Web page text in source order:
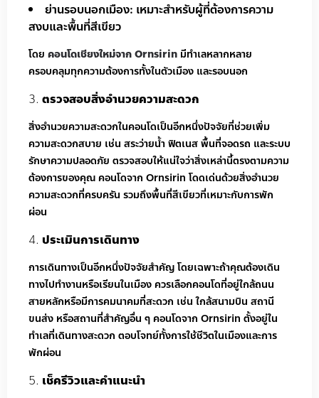
ย่านรอบนอกเมือง: เหมาะสำหรับผู้ที่ต้องการความ
สงบและพื้นที่สีเขียว
โดย คอนโดเชียงใหม่จาก Ornsirin มีทำเลหลากหลาย
ครอบคลุมทุกความต้องการทั้งในตัวเมือง และรอบนอก
ตรวจสอบสิ่งอำนวยความสะดวก
สิ่งอำนวยความสะดวกในคอนโดเป็นอีกหนึ่งปัจจัยที่ช่วยเพิ่ม
ความสะดวกสบาย เช่น สระว่ายน้ำ ฟิตเนส พื้นที่จอดรถ และระบบ
รักษาความปลอดภัย ตรวจสอบให้แน่ใจว่าสิ่งเหล่านี้ตรงตามความ
ต้องการของคุณ คอนโดจาก Ornsirin โดดเด่นด้วยสิ่งอำนวย
ความสะดวกที่ครบครัน รวมถึงพื้นที่สีเขียวที่เหมาะกับการพัก
ผ่อน
ประเมินการเดินทาง
การเดินทางเป็นอีกหนึ่งปัจจัยสำคัญ โดยเฉพาะถ้าคุณต้องเดิน
ทางไปทำงานหรือเรียนในเมือง ควรเลือกคอนโดที่อยู่ใกล้ถนน
สายหลักหรือมีการคมนาคมที่สะดวก เช่น ใกล้สนามบิน สถานี
ขนส่ง หรือสถานที่สำคัญอื่น ๆ คอนโดจาก Ornsirin ตั้งอยู่ใน
ทำเลที่เดินทางสะดวก ตอบโจทย์ทั้งการใช้ชีวิตในเมืองและการ
พักผ่อน
เช็ครีวิวและคำแนะนำ